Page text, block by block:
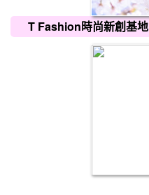
T Fashion時尚新創基地